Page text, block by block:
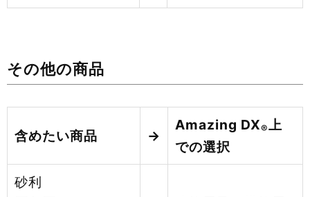
その他の商品
含めたい商品 →
Amazing DX®上
での選択
砂利